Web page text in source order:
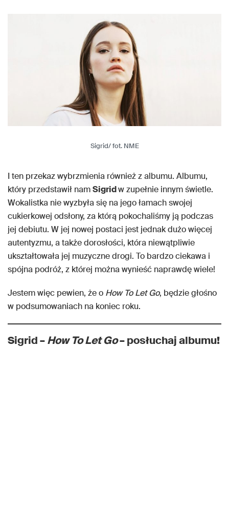
Sigrid/ fot. NME
I ten przekaz wybrzmienia również z albumu. Albumu,
który przedstawił namSigridw zupełnie innym świetle.
Wokalistka nie wyzbyła się na jego łamach swojej
cukierkowej odsłony, za którą pokochaliśmy ją podczas
jej debiutu. W jej nowej postaci jest jednak dużo więcej
autentyzmu, a także dorosłości, która niewątpliwie
ukształtowała jej muzyczne drogi. To bardzo ciekawa i
spójna podróż, z której można wynieść naprawdę wiele!
Jestem więc pewien, że o How To Let Go, będzie głośno
w podsumowaniach na koniec roku.
Sigrid –How To Let Go– posłuchaj albumu!